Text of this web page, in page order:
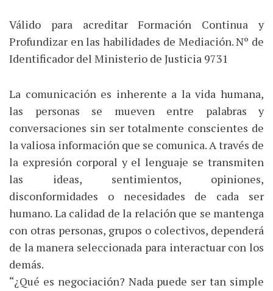
Válido para acreditar Formación Continua y
Profundizar en las habilidades de Mediación. Nº de
Identificador del Ministerio de Justicia 9731
La comunicación es inherente a la vida humana,
las personas se mueven entre palabras y
conversaciones sin ser totalmente conscientes de
la valiosa información que se comunica. A través de
la expresión corporal y el lenguaje se transmiten
las ideas, sentimientos, opiniones,
disconformidades o necesidades de cada ser
humano. La calidad de la relación que se mantenga
con otras personas, grupos o colectivos, dependerá
de la manera seleccionada para interactuar con los
demás.
“¿Qué es negociación? Nada puede ser tan simple